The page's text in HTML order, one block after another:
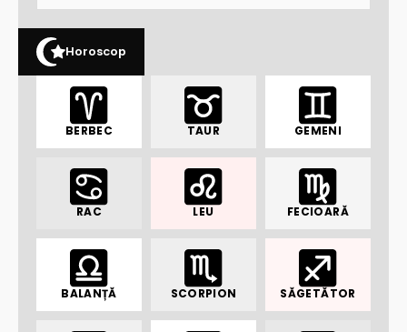
Horoscop
BERBEC TAUR GEMENI
RAC LEU FECIOARĂ
BALANȚĂ SCORPION SĂGETĂTOR